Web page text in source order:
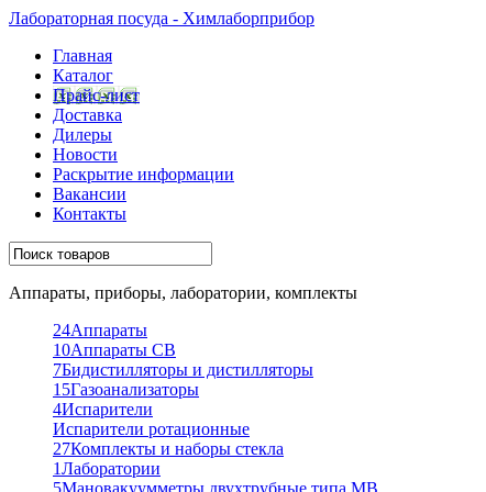
Лабораторная посуда - Химлаборприбор
Главная
Каталог
Прайс-лист
Доставка
Дилеры
Новости
Раскрытие информации
Вакансии
Контакты
Аппараты, приборы, лаборатории, комплекты
24Аппараты
10Аппараты СВ
7Бидистилляторы и дистилляторы
15Газоанализаторы
4Испарители
Испарители ротационные
27Комплекты и наборы стекла
1Лаборатории
5Мановакуумметры двухтрубные типа МВ